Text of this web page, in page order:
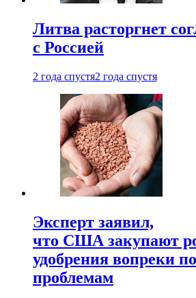
Литва расторгнет
с Россией
2 года спустя2 года спустя
Эксперт заявил,
что США закупают
удобрения вопреки
проблемам